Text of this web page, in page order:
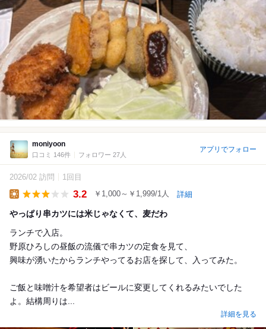
moniyoon
口コミ 146件 フォロワー 27人
アプリでフォロー
2026/02 訪問 1回目
3.2 ￥1,000～￥1,999/1人 詳細
やっぱり串カツには米じゃなくて、麦だわ
ランチで入店。
野原ひろしの昼飯の流儀で串カツの定食を見て、
興味が湧いたからランチやってるお店を探して、入ってみた。
ご飯と味噌汁を希望者はビールに変更してくれるみたいでした
よ。結構周りは...
詳細を見る